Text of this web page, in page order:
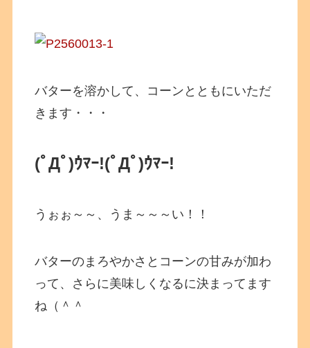
バターを溶かして、コーンとともにいただ
きます・・・
(ﾟДﾟ)ｳﾏｰ!(ﾟДﾟ)ｳﾏｰ!
うぉぉ～～、うま～～～い！！
バターのまろやかさとコーンの甘みが加わ
って、さらに美味しくなるに決まってます
ね（＾＾